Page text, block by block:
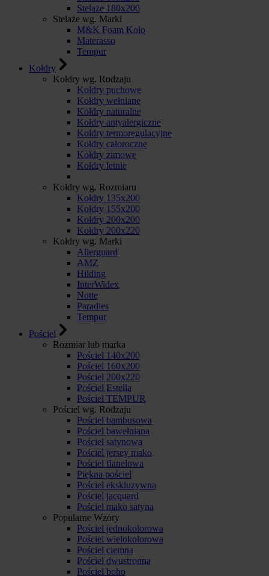
Stelaże 180x200
Stelaże wg. Marki
M&K Foam Kolo
Materasso
Tempur
Kołdry
Kołdry wg. Rodzaju
Kołdry puchowe
Kołdry wełniane
Kołdry naturalne
Kołdry antyalergiczne
Kołdry termoregulacyjne
Kołdry całoroczne
Kołdry zimowe
Kołdry letnie
Kołdry wg. Rozmiaru
Kołdry 135x200
Kołdry 155x200
Kołdry 200x200
Kołdry 200x220
Kołdry wg. Marki
Allerguard
AMZ
Hilding
InterWidex
Notte
Paradies
Tempur
Pościel
Rozmiar lub marka
Pościel 140x200
Pościel 160x200
Pościel 200x220
Pościel Estella
Pościel TEMPUR
Pościel wg. Rodzaju
Pościel bambusowa
Pościel bawełniana
Pościel satynowa
Pościel jersey mako
Pościel flanelowa
Piękna pościel
Pościel ekskluzywna
Pościel jacquard
Pościel mako satyna
Popularne Wzory
Pościel jednokolorowa
Pościel wielokolorowa
Pościel ciemna
Pościel dwustronna
Pościel boho